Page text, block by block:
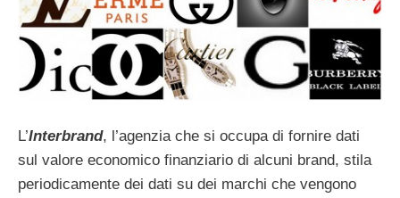
L’Interbrand, l’agenzia che si occupa di fornire dati
sul valore economico finanziario di alcuni brand, stila
periodicamente dei dati su dei marchi che vengono